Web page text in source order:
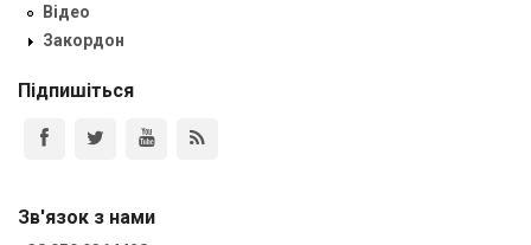
Відео
Закордон
Підпишіться
Зв'язок з нами